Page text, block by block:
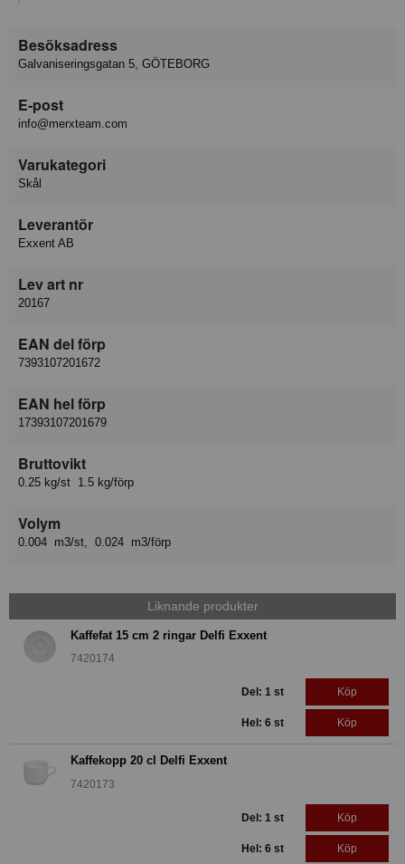
Besöksadress
Galvaniseringsgatan 5, GÖTEBORG
E-post
info@merxteam.com
Varukategori
Skål
Leverantör
Exxent AB
Lev art nr
20167
EAN del förp
7393107201672
EAN hel förp
17393107201679
Bruttovikt
0.25 kg/st 1.5 kg/förp
Volym
0.004 m3/st, 0.024 m3/förp
Liknande produkter
Kaffefat 15 cm 2 ringar Delfi Exxent
7420174
Del: 1 st Köp
Hel: 6 st Köp
Kaffekopp 20 cl Delfi Exxent
7420173
Del: 1 st Köp
Hel: 6 st Köp